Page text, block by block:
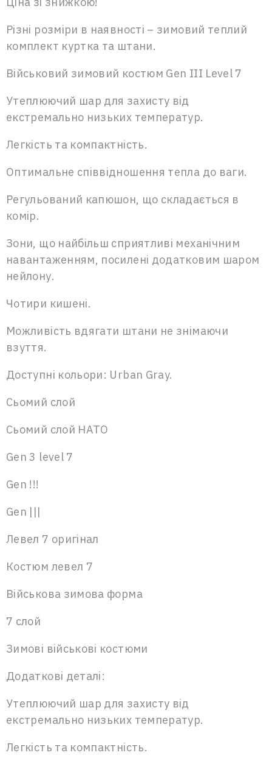
Різні розміри в наявності – зимовий теплий
комплект куртка та штани.
Військовий зимовий костюм Gen III Level 7
Утеплюючий шар для захисту від
екстремально низьких температур.
Легкість та компактність.
Оптимальне співвідношення тепла до ваги.
Регульований капюшон, що складається в
комір.
Зони, що найбільш сприятливі механічним
навантаженням, посилені додатковим шаром
нейлону.
Чотири кишені.
Можливість вдягати штани не знімаючи
взуття.
Доступні кольори: Urban Gray.
Сьомий слой
Сьомий слой НАТО
Gen 3 level 7
Gen !!!
Gen |||
Левел 7 оригінал
Костюм левел 7
Військова зимова форма
7 слой
Зимові військові костюми
Додаткові деталі:
Утеплюючий шар для захисту від
екстремально низьких температур.
Легкість та компактність.